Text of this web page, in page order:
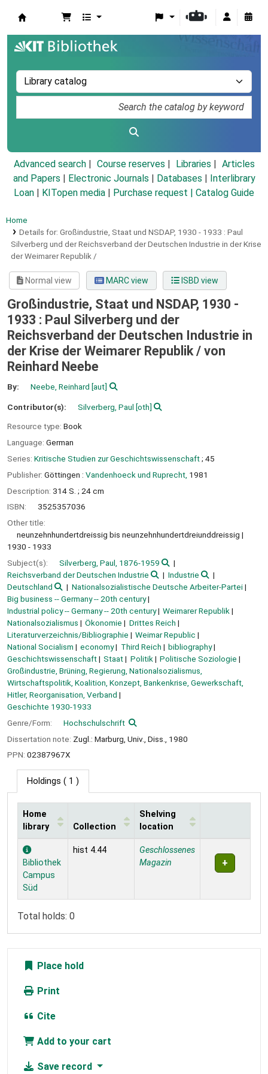
Advanced search Course reserves Libraries
Articles
and Papers
Electronic Journals Databases
Interlibrary
Loan
KITopen media Purchase request | Catalog Guide
Home
Details for: Großindustrie, Staat und NSDAP, 1930 - 1933 : Paul
Silverberg und der Reichsverband der Deutschen Industrie in der Krise
der Weimarer Republik /
Normal view MARC view ISBD view
Großindustrie, Staat und NSDAP, 1930 -
1933 : Paul Silverberg und der
Reichsverband der Deutschen Industrie in
der Krise der Weimarer Republik / von
Reinhard Neebe
By: Neebe, Reinhard [aut]
Contributor(s): Silverberg, Paul [oth]
Resource type: Book
Language: German
Series: Kritische Studien zur Geschichtswissenschaft; 45
Publisher: Göttingen : Vandenhoeck und Ruprecht, 1981
Description: 314 S. ; 24 cm
ISBN:
3525357036
Other title:
neunzehnhundertdreissig bis neunzehnhundertdreiunddreissig
1930 - 1933
Subject(s):
Silverberg, Paul, 1876-1959
Reichsverband der Deutschen Industrie
Industrie
Deutschland
Nationalsozialistische Deutsche Arbeiter-Partei
Big business -- Germany -- 20th century
Industrial policy -- Germany -- 20th century
Weimarer Republik
Nationalsozialismus
Ökonomie
Drittes Reich
Literaturverzeichnis/Bibliographie
Weimar Republic
National Socialism
economy Third Reich
bibliography
Geschichtswissenschaft
Staat Politik
Politische Soziologie
Großindustrie, Brüning, Regierung, Nationalsozialismus,
Wirtschaftspolitik, Koalition, Konzept, Bankenkrise, Gewerkschaft,
Hitler, Reorganisation, Verband
Geschichte 1930-1933
Genre/Form:
Hochschulschrift
Dissertation note: Zugl.: Marburg, Univ., Diss., 1980
PPN: 02387967X
Holdings ( 1 )
Holdings
Home
library
Collection
Shelving
location
Bibliothek
Campus
Süd
hist 4.44
Geschlossenes
Magazin
Total holds: 0
Place hold
Print
Cite
Add to your cart
Save record